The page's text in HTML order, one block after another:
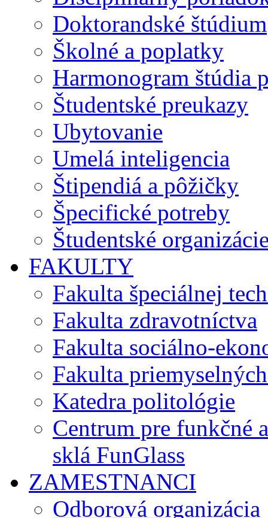
Doktorandské štúdium
Školné a poplatky
Harmonogram štúdia
Študentské preukazy
Ubytovanie
Umelá inteligencia
Štipendiá a pôžičky
Špecifické potreby
Študentské
FAKULTY
Fakulta špeciálnej
Fakulta zdravotníctva
Fakulta sociálno-
Fakulta
Katedra politológie
Centrum pre funkčné
sklá FunGlass
ZAMESTNANCI
Odborová organizácia